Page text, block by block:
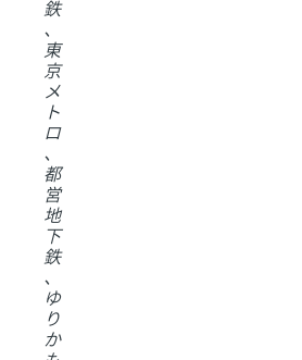
鉄
、
東
京
メ
ト
ロ
、
都
営
地
下
鉄
、
ゆ
り
か